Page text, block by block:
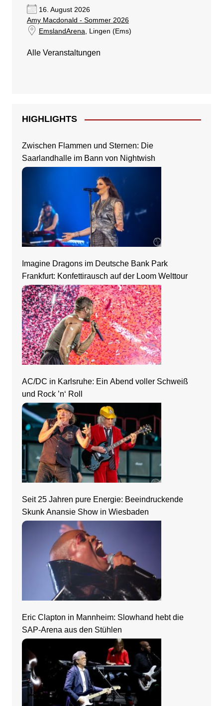
16. August 2026
Amy Macdonald - Sommer 2026
EmslandArena, Lingen (Ems)
Alle Veranstaltungen
HIGHLIGHTS
Zwischen Flammen und Sternen: Die
Saarlandhalle im Bann von Nightwish
Imagine Dragons im Deutsche Bank Park
Frankfurt: Konfettirausch auf der Loom Welttour
AC/DC in Karlsruhe: Ein Abend voller Schweiß
und Rock ’n‘ Roll
Seit 25 Jahren pure Energie: Beeindruckende
Skunk Anansie Show in Wiesbaden
Eric Clapton in Mannheim: Slowhand hebt die
SAP-Arena aus den Stühlen